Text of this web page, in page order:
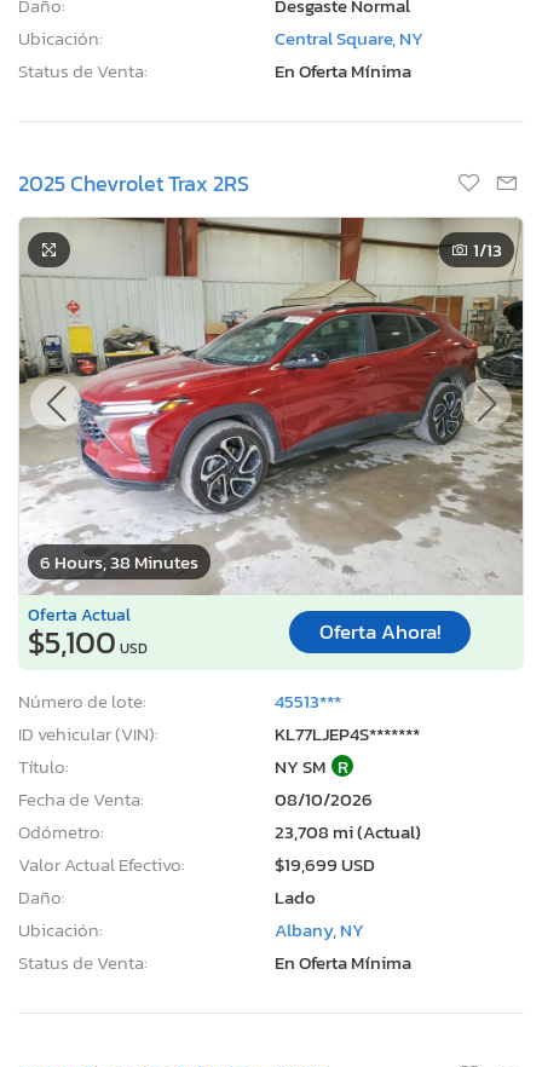
Ubicación:
Central Square, NY
Status de Venta:
En Oferta Mínima
2025 Chevrolet Trax 2RS
6 Hours, 38 Minutes
1/13
Oferta Actual
$5,100 USD
Oferta Ahora!
Número de lote:
45513***
ID vehicular (VIN):
KL77LJEP4S*******
Título:
NY SM R
Fecha de Venta:
08/10/2026
Odómetro:
23,708 mi (Actual)
Valor Actual Efectivo:
$19,699 USD
Daño:
Lado
Ubicación:
Albany, NY
Status de Venta:
En Oferta Mínima